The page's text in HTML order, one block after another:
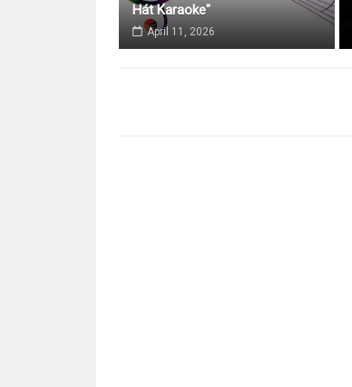
Hát Karaoke"
April 11, 2026